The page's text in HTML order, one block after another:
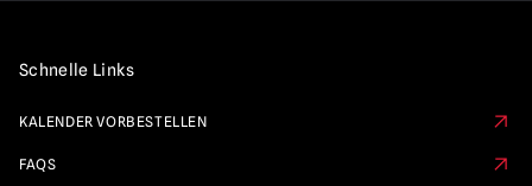
Schnelle Links
KALENDER VORBESTELLEN
FAQS